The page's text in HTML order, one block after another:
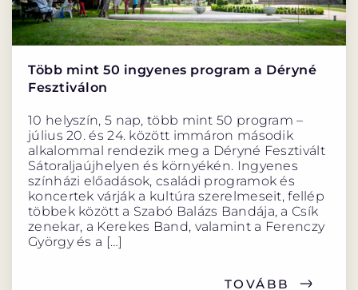
Több mint 50 ingyenes program a Déryné
Fesztiválon
10 helyszín, 5 nap, több mint 50 program –
július 20. és 24. között immáron második
alkalommal rendezik meg a Déryné Fesztivált
Sátoraljaújhelyen és környékén. Ingyenes
színházi előadások, családi programok és
koncertek várják a kultúra szerelmeseit, fellép
többek között a Szabó Balázs Bandája, a Csík
zenekar, a Kerekes Band, valamint a Ferenczy
György és a […]
TOVÁBB